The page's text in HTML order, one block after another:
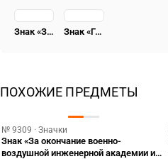
Знак «Заслуженный работник НКВД» Знак «Герою Революционного движения 1917-1918 гг.» [тип 7]
ПОХОЖИЕ ПРЕДМЕТЫ
№ 9309 · Значки
Знак «За окончание военно-
воздушной инженерной академии им.